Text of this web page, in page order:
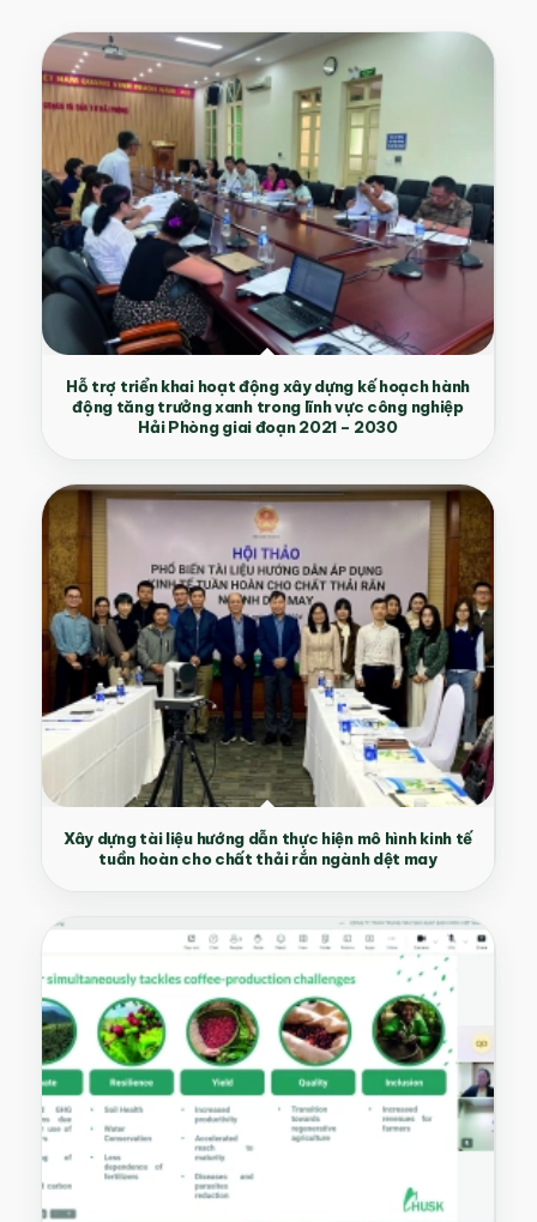
Hỗ trợ triển khai hoạt động xây dựng kế hoạch hành
động tăng trưởng xanh trong lĩnh vực công nghiệp
Hải Phòng giai đoạn 2021 – 2030
Xây dựng tài liệu hướng dẫn thực hiện mô hình kinh tế
tuần hoàn cho chất thải rắn ngành dệt may